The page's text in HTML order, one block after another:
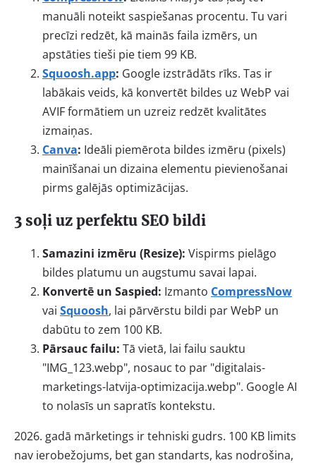
manuāli noteikt saspiešanas procentu. Tu vari
precīzi redzēt, kā mainās faila izmērs, un
apstāties tieši pie tiem 99 KB.
Squoosh.app: Google izstrādāts rīks. Tas ir
labākais veids, kā konvertēt bildes uz WebP vai
AVIF formātiem un uzreiz redzēt kvalitātes
izmaiņas.
Canva: Ideāli piemērota bildes izmēru (pixels)
mainīšanai un dizaina elementu pievienošanai
pirms galējās optimizācijas.
3 soļi uz perfektu SEO bildi
Samazini izmēru (Resize): Vispirms pielāgo
bildes platumu un augstumu savai lapai.
Konvertē un Saspied: Izmanto CompressNow
vai Squoosh, lai pārvērstu bildi par WebP un
dabūtu to zem 100 KB.
Pārsauc failu: Tā vietā, lai failu sauktu
"IMG_123.webp", nosauc to par "digitalais-
marketings-latvija-optimizacija.webp". Google AI
to nolasīs un sapratīs kontekstu.
2026. gadā mārketings ir tehniski gudrs. 100 KB limits
nav ierobežojums, bet gan standarts, kas nodrošina,